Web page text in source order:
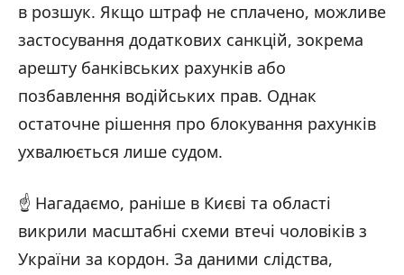
в розшук. Якщо штраф не сплачено, можливе
застосування додаткових санкцій, зокрема
арешту банківських рахунків або
позбавлення водійських прав. Однак
остаточне рішення про блокування рахунків
ухвалюється лише судом.
☝️ Нагадаємо, раніше в Києві та області
викрили масштабні схеми втечі чоловіків з
України за кордон. За даними слідства,